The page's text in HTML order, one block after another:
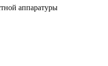
аппаратуры